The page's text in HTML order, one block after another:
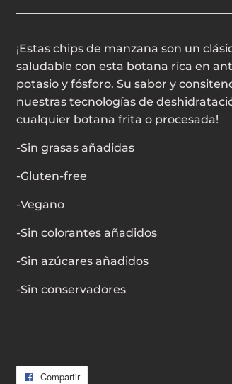
¡Estas chips de manzana son un
saludable con esta botana rica en
potasio y fósforo. Su sabor y
nuestras tecnologías de
cualquier botana frita o procesada!
-Sin grasas añadidas
-Gluten-free
-Vegano
-Sin colorantes añadidos
-Sin azúcares añadidos
-Sin conservadores
Compartir